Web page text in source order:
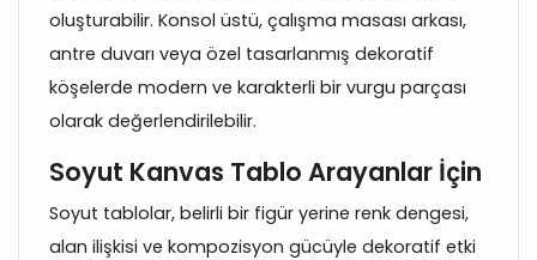
oluşturabilir. Konsol üstü, çalışma masası arkası,
antre duvarı veya özel tasarlanmış dekoratif
köşelerde modern ve karakterli bir vurgu parçası
olarak değerlendirilebilir.
Soyut Kanvas Tablo Arayanlar İçin
Soyut tablolar, belirli bir figür yerine renk dengesi,
alan ilişkisi ve kompozisyon gücüyle dekoratif etki